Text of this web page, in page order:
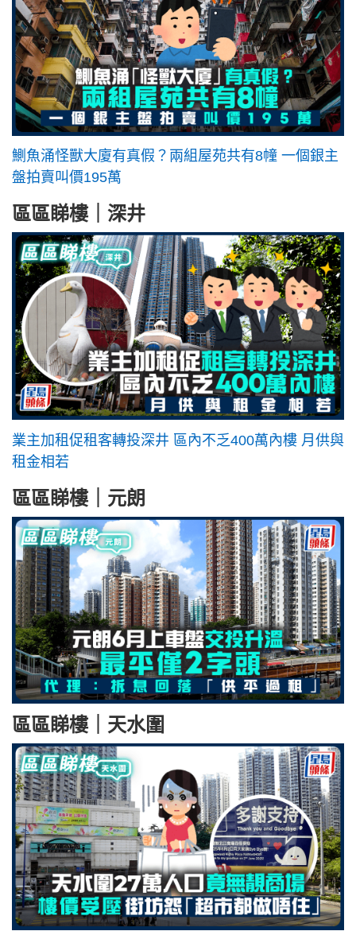
鰂魚涌怪獸大廈有真假？兩組屋苑共有8幢 一個銀主
盤拍賣叫價195萬
區區睇樓｜深井
業主加租促租客轉投深井 區內不乏400萬內樓 月供與
租金相若
區區睇樓｜元朗
區區睇樓｜天水圍